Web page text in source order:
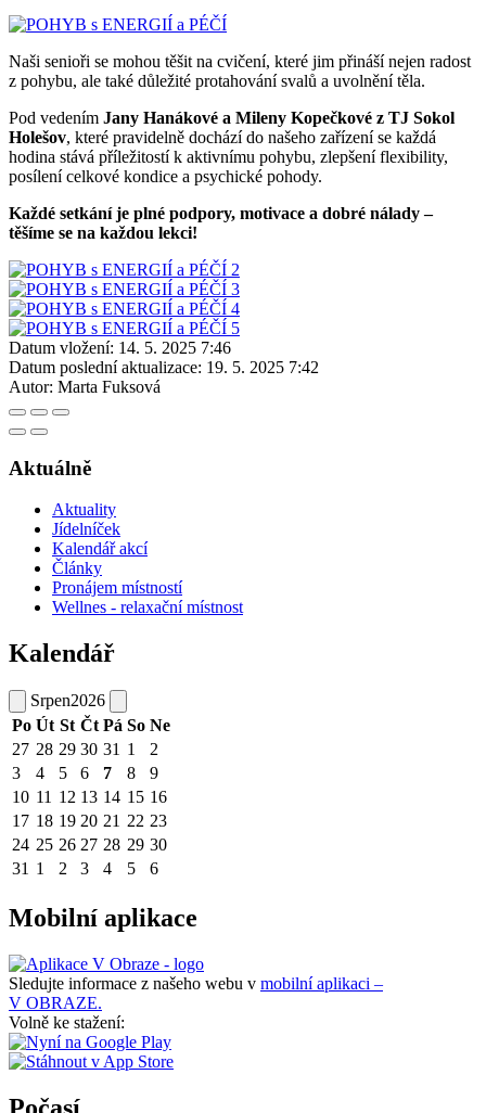
Naši senioři se mohou těšit na cvičení, které jim přináší nejen radost
z pohybu, ale také důležité protahování svalů a uvolnění těla.
Pod vedením Jany Hanákové a Mileny Kopečkové z TJ Sokol
Holešov, které pravidelně dochází do našeho zařízení se každá
hodina stává příležitostí k aktivnímu pohybu, zlepšení flexibility,
posílení celkové kondice a psychické pohody.
Každé setkání je plné podpory, motivace a dobré nálady –
těšíme se na každou lekci!
Datum vložení: 14. 5. 2025 7:46
Datum poslední aktualizace: 19. 5. 2025 7:42
Autor: Marta Fuksová
Aktuálně
Aktuality
Jídelníček
Kalendář akcí
Články
Pronájem místností
Wellnes - relaxační místnost
Kalendář
Srpen2026
Po Út St Čt Pá So Ne
27 28 29 30 31 1
2
3
4 5 6 7 8
9
10 11 12 13 14 15 16
17 18 19 20 21 22 23
24 25 26 27 28 29 30
31 1 2 3 4 5 6
Mobilní aplikace
Sledujte informace z našeho webu v mobilní aplikaci –
V OBRAZE.
Volně ke stažení: